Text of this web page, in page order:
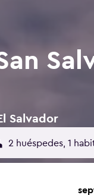
Salvador
2 huéspedes, 1